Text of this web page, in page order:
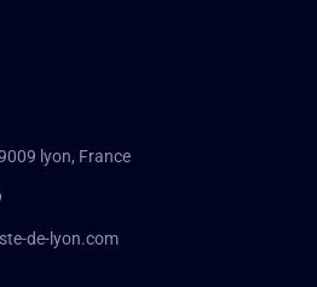
lyon, France
de-lyon.com